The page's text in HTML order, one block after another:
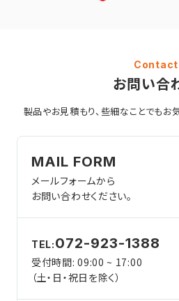
Contact
お問い合
製品やお見積もり、些細なことでもお
MAIL FORM
メールフォームから
お問い合わせください。
TEL:072-923-1388
受付時間: 09:00 ~ 17:00
（土・日・祝日を除く）